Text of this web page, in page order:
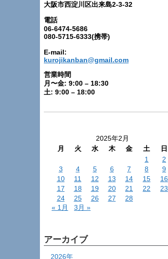
大阪市西淀川区出来島2-3-32
電話
06-6474-5686
080-5715-6333(携帯)
E-mail:
kurojikanban@gmail.com
営業時間
月〜金: 9:00 – 18:30
土: 9:00 – 18:00
2025年2月
月
火 水 木 金 土
日
1
2
3
4 5 6 7 8
9
10
11 12 13 14 15
16
17
18 19 20 21 22
23
24
25 26 27
28
« 1月
3月 »
アーカイブ
2026年